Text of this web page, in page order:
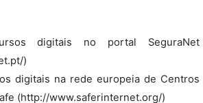
digitais no portal SeguraNet
)
digitais na rede europeia de Centros
(http://www.saferinternet.org/)